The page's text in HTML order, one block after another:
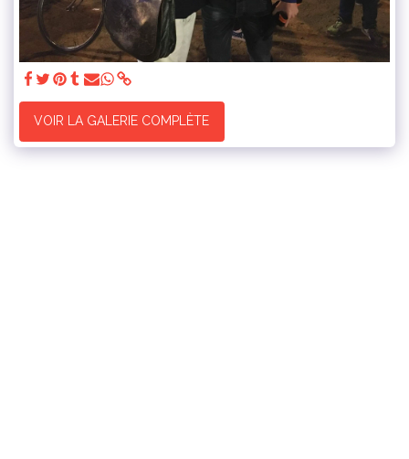
VOIR LA GALERIE COMPLÈTE